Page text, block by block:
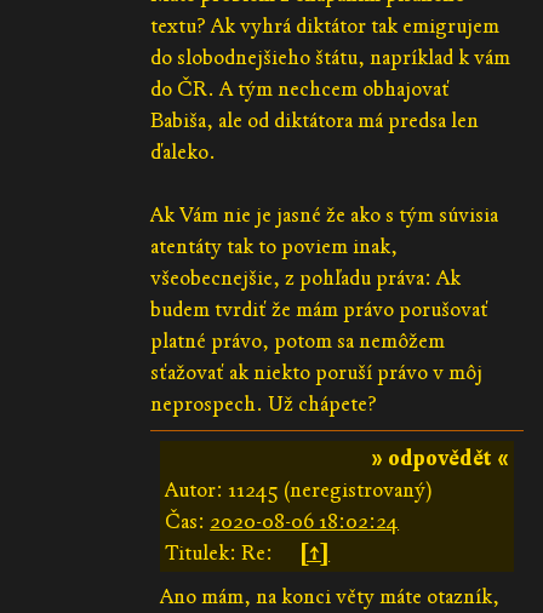
textu? Ak vyhrá diktátor tak emigrujem
do slobodnejšieho štátu, napríklad k vám
do ČR. A tým nechcem obhajovať
Babiša, ale od diktátora má predsa len
ďaleko.
Ak Vám nie je jasné že ako s tým súvisia
atentáty tak to poviem inak,
všeobecnejšie, z pohľadu práva: Ak
budem tvrdiť že mám právo porušovať
platné právo, potom sa nemôžem
sťažovať ak niekto poruší právo v môj
neprospech. Už chápete?
» odpovědět «
Autor: 11245 (neregistrovaný)
Čas: 2020-08-06 18:02:24
Titulek: Re:
[↑]
Ano mám, na konci věty máte otazník,